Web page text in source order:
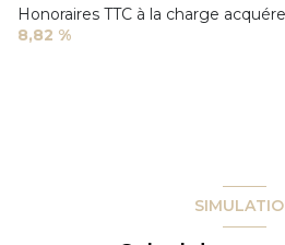
Honoraires TTC à la charge
8,82 %